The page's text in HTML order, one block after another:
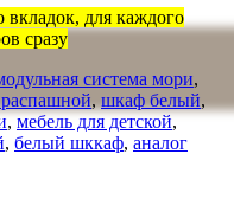
вкладок, для каждого
сразу
система мори,
, шкаф белый,
, мебель для детской,
, белый шккаф, аналог